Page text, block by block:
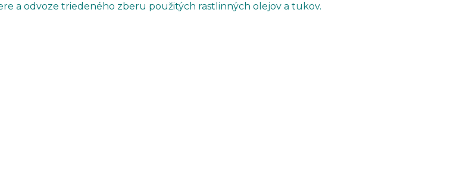
a odvoze triedeného zberu použitých rastlinných olejov a tukov.